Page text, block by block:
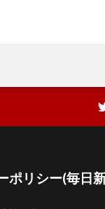
ポリシー(毎日